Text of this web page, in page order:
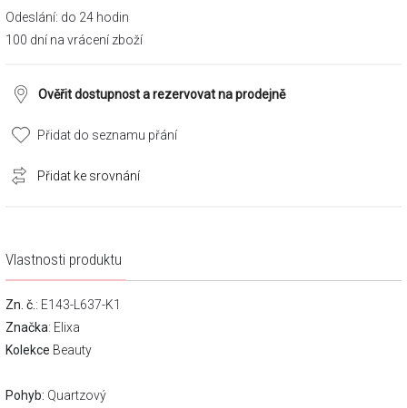
Vlastnosti produktu
Zn. č. : E143-L637-K1
Značka: Elixa
Kolekce Beauty
Pohyb: Quartzový
Odeslání: do 24 hodin
100 dní na vrácení zboží
Ověřit dostupnost a rezervovat na prodejně
Přidat do seznamu přání
Přidat ke srovnání